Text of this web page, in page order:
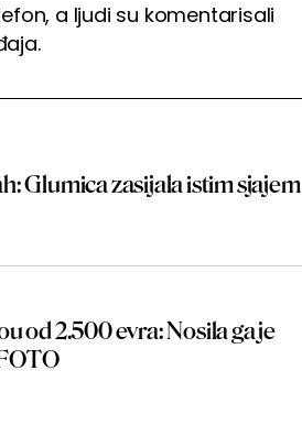
a ljudi su komentarisali
Glumica zasijala istim sjajem
od 2.500 evra: Nosila ga je